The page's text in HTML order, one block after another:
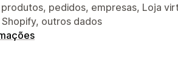
pedidos, empresas, Loja
Shopify, outros dados